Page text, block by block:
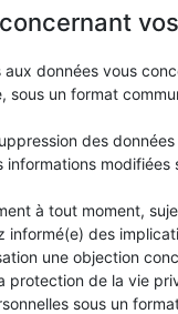
données vous
sous un format
des
à tout moment,
des
une objection
protection de la vie
sous un